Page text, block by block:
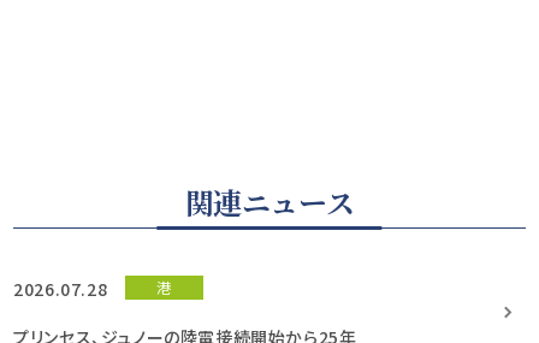
関連ニュース
2026.07.28 港
プリンセス、ジュノーの陸電接続開始から25年